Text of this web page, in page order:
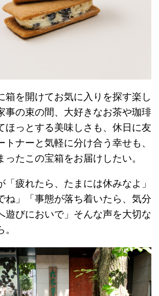
箱を開けてお気に入りを探す楽し
事の束の間、大好きなお茶や珈琲
ほっとする美味しさも、休日に友
ナーと気軽に分け合う幸せも、
たこの宝箱をお届けしたい。
疲れたら、たまには休みなよ」
ね」「事態が落ち着いたら、気分
遊びにおいで」そんな声を大切な